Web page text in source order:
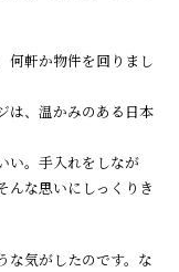
何軒か物件を回りまし
は、温かみのある日本
い。手入れをしなが
んな思いにしっくりき
な気がしたのです。な